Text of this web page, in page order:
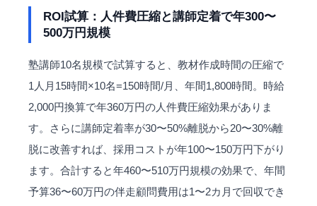
ROI試算：人件費圧縮と講師定着で年300〜
500万円規模
塾講師10名規模で試算すると、教材作成時間の圧縮で
1人月15時間×10名=150時間/月、年間1,800時間。時給
2,000円換算で年360万円の人件費圧縮効果がありま
す。さらに講師定着率が30〜50%離脱から20〜30%離
脱に改善すれば、採用コストが年100〜150万円下がり
ます。合計すると年460〜510万円規模の効果で、年間
予算36〜60万円の伴走顧問費用は1〜2カ月で回収でき